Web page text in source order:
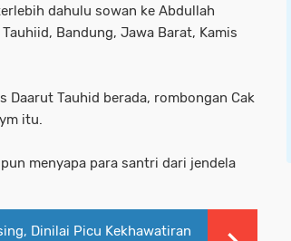
dahulu sowan ke Abdullah
Bandung, Jawa Barat, Kamis
Daarut Tauhid berada, rombongan Cak
itu.
menyapa para santri dari jendela
Dinilai Picu Kekhawatiran